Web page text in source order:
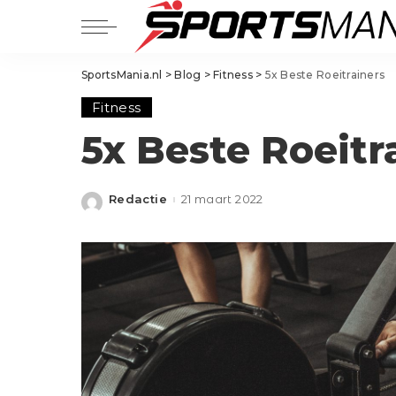
Voetbal
Hockey
Basketbal
Golf
Handbal
Korfbal
Volleybal
Squash
Balsporten
Voetbal
Tennis
Handbal
Korfbal
Volleybal
Squash
SportsMania.nl >Blog >Fitness> 5x Beste Roeitrainers
Fitness
5x Beste
Posted
Redactie 21 maart 2022